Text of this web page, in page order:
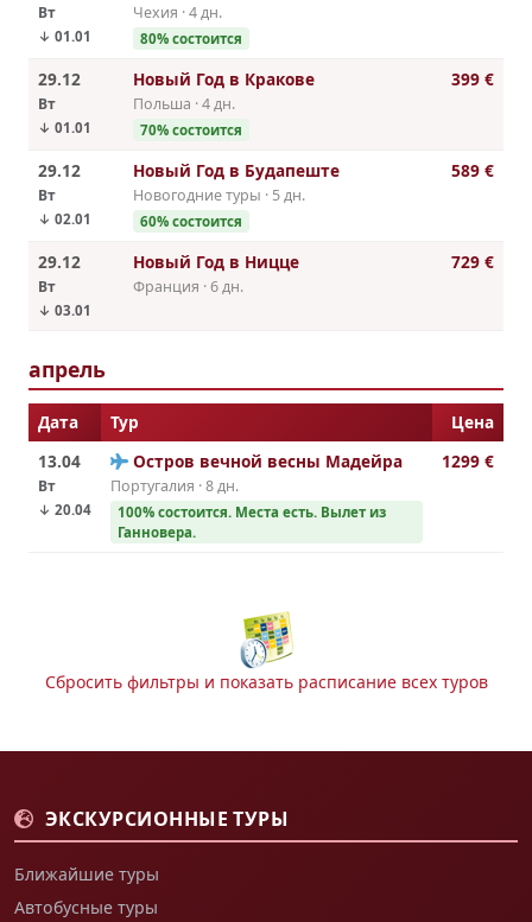
Вт
↓ 01.01
Чехия · 4 дн.
80% состоится
29.12
Вт
↓ 01.01
Новый Год в Кракове
Польша · 4 дн.
70% состоится
399 €
29.12
Вт
↓ 02.01
Новый Год в Будапеште
Новогодние туры · 5 дн.
60% состоится
589 €
29.12
Вт
↓ 03.01
Новый Год в Ницце
Франция · 6 дн.
729 €
апрель
Дата Тур
Цена
13.04
Вт
↓ 20.04
Остров вечной весны Мадейра
Португалия · 8 дн.
100% состоится. Места есть. Вылет из
Ганновера.
1299 €
Сбросить фильтры и показать расписание всех туров
ЭКСКУРСИОННЫЕ ТУРЫ
Ближайшие туры
Автобусные туры